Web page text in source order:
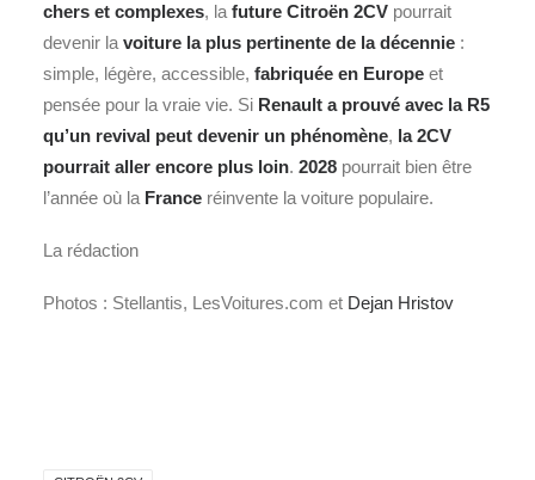
chers et complexes, la future Citroën 2CV pourrait
devenir la voiture la plus pertinente de la décennie :
simple, légère, accessible, fabriquée en Europe et
pensée pour la vraie vie. Si Renault a prouvé avec la R5
qu’un revival peut devenir un phénomène, la 2CV
pourrait aller encore plus loin. 2028 pourrait bien être
l’année où la France réinvente la voiture populaire.
La rédaction
Photos : Stellantis, LesVoitures.com et Dejan Hristov